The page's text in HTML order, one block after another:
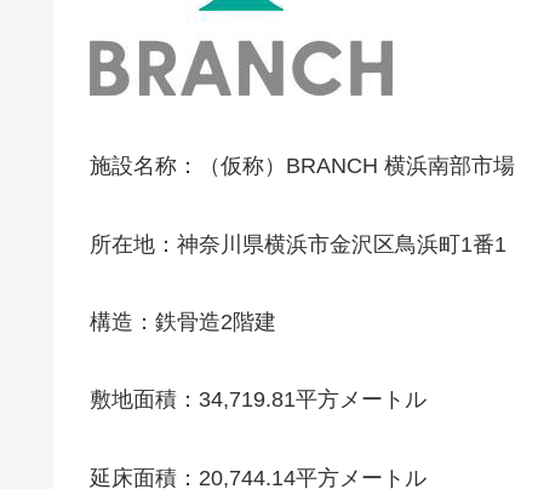
施設名称：（仮称）BRANCH 横浜南部市場
所在地：神奈川県横浜市金沢区鳥浜町1番1
構造：鉄骨造2階建
敷地面積：34,719.81平方メートル
延床面積：20,744.14平方メートル